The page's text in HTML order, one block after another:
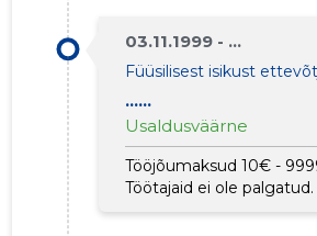
03.11.1999 - ...
Füüsilisest isikust
......
Usaldusväärne
Tööjõumaksud 10€ -
Töötajaid ei ole palgatud.